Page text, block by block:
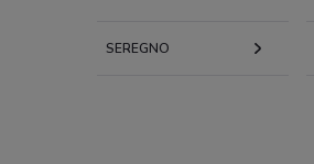
SEREGNO